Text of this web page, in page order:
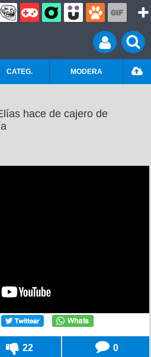
CATEG. MODERA
hace de cajero de
22 0